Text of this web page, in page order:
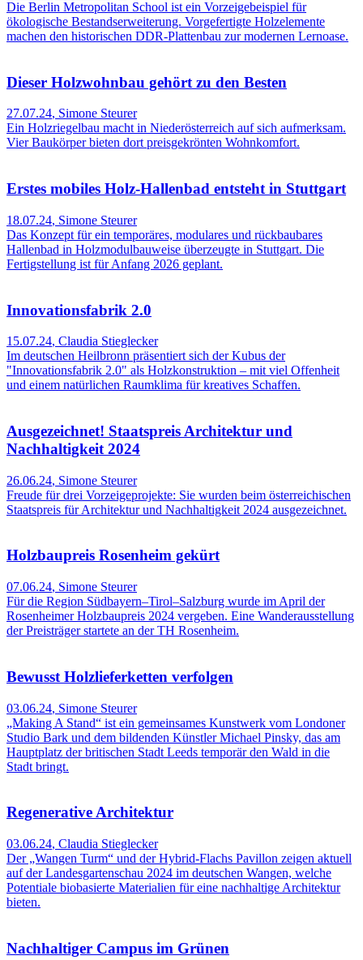
Die Berlin Metropolitan School ist ein Vorzeigebeispiel für
ökologische Bestandserweiterung. Vorgefertigte Holzelemente
machen den historischen DDR-Plattenbau zur modernen Lernoase.
Dieser Holzwohnbau gehört zu den Besten
27.07.24, Simone Steurer
Ein Holzriegelbau macht in Niederösterreich auf sich aufmerksam.
Vier Baukörper bieten dort preisgekrönten Wohnkomfort.
Erstes mobiles Holz-Hallenbad entsteht in Stuttgart
18.07.24, Simone Steurer
Das Konzept für ein temporäres, modulares und rückbaubares
Hallenbad in Holzmodulbauweise überzeugte in Stuttgart. Die
Fertigstellung ist für Anfang 2026 geplant.
Innovationsfabrik 2.0
15.07.24, Claudia Stieglecker
Im deutschen Heilbronn präsentiert sich der Kubus der
"Innovationsfabrik 2.0" als Holzkonstruktion – mit viel Offenheit
und einem natürlichen Raumklima für kreatives Schaffen.
Ausgezeichnet! Staatspreis Architektur und
Nachhaltigkeit 2024
26.06.24, Simone Steurer
Freude für drei Vorzeigeprojekte: Sie wurden beim österreichischen
Staatspreis für Architektur und Nachhaltigkeit 2024 ausgezeichnet.
Holzbaupreis Rosenheim gekürt
07.06.24, Simone Steurer
Für die Region Südbayern–Tirol–Salzburg wurde im April der
Rosenheimer Holzbaupreis 2024 vergeben. Eine Wanderausstellung
der Preisträger startete an der TH Rosenheim.
Bewusst Holzlieferketten verfolgen
03.06.24, Simone Steurer
„Making A Stand“ ist ein gemeinsames Kunstwerk vom Londoner
Studio Bark und dem bildenden Künstler Michael Pinsky, das am
Hauptplatz der britischen Stadt Leeds temporär den Wald in die
Stadt bringt.
Regenerative Architektur
03.06.24, Claudia Stieglecker
Der „Wangen Turm“ und der Hybrid-Flachs Pavillon zeigen aktuell
auf der Landesgartenschau 2024 im deutschen Wangen, welche
Potentiale biobasierte Materialien für eine nachhaltige Architektur
bieten.
Nachhaltiger Campus im Grünen